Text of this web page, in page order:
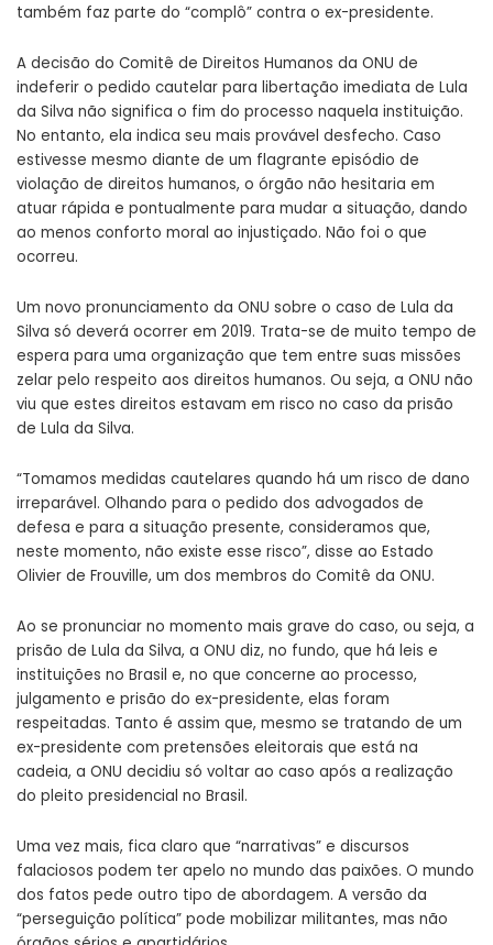
também faz parte do “complô” contra o ex-presidente.
A decisão do Comitê de Direitos Humanos da ONU de
indeferir o pedido cautelar para libertação imediata de Lula
da Silva não significa o fim do processo naquela instituição.
No entanto, ela indica seu mais provável desfecho. Caso
estivesse mesmo diante de um flagrante episódio de
violação de direitos humanos, o órgão não hesitaria em
atuar rápida e pontualmente para mudar a situação, dando
ao menos conforto moral ao injustiçado. Não foi o que
ocorreu.
Um novo pronunciamento da ONU sobre o caso de Lula da
Silva só deverá ocorrer em 2019. Trata-se de muito tempo de
espera para uma organização que tem entre suas missões
zelar pelo respeito aos direitos humanos. Ou seja, a ONU não
viu que estes direitos estavam em risco no caso da prisão
de Lula da Silva.
“Tomamos medidas cautelares quando há um risco de dano
irreparável. Olhando para o pedido dos advogados de
defesa e para a situação presente, consideramos que,
neste momento, não existe esse risco”, disse ao Estado
Olivier de Frouville, um dos membros do Comitê da ONU.
Ao se pronunciar no momento mais grave do caso, ou seja, a
prisão de Lula da Silva, a ONU diz, no fundo, que há leis e
instituições no Brasil e, no que concerne ao processo,
julgamento e prisão do ex-presidente, elas foram
respeitadas. Tanto é assim que, mesmo se tratando de um
ex-presidente com pretensões eleitorais que está na
cadeia, a ONU decidiu só voltar ao caso após a realização
do pleito presidencial no Brasil.
Uma vez mais, fica claro que “narrativas” e discursos
falaciosos podem ter apelo no mundo das paixões. O mundo
dos fatos pede outro tipo de abordagem. A versão da
“perseguição política” pode mobilizar militantes, mas não